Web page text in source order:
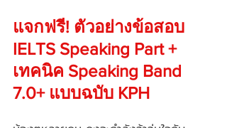
แจกฟรี! ตัวอย่างข้อสอบ
IELTS Speaking Part +
เทคนิค Speaking Band
7.0+ แบบฉบับ KPH